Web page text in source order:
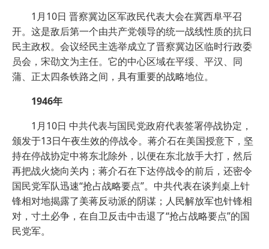
1月10日 晋察冀边区军政民代表大会在冀西阜平召
开。这是敌后第一个由共产党领导的统一战线性质的抗日
民主政权。会议经民主选举成立了晋察冀边区临时行政委
员会，宋劭文为主任。它的中心区域在平绥、平汉、同
蒲、正太四条铁路之间，具有重要的战略地位。
1946年
1月10日 中共代表与国民党政府代表签署停战协定，
颁发于13日午夜生效的停战令。蒋介石在美国授意下，坚
持在停战协定中将东北除外，以便在东北放手大打，然后
再把战火烧向关内；蒋介石在下达停战令的前后，还密令
国民党军队迅速“抢占战略要点”。中共代表在谈判桌上针
锋相对地揭露了美蒋反动派的阴谋；人民解放军也针锋相
对，寸土必争，在自卫反击中击退了“抢占战略要点”的国
民党军。